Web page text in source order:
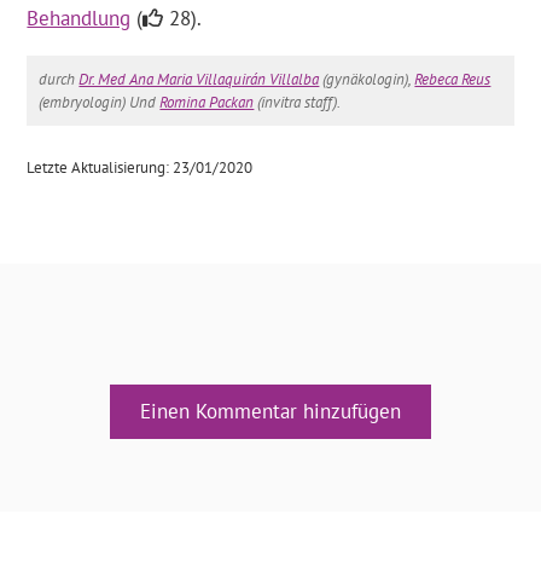
Behandlung ( 28).
durchDr. Med Ana Maria Villaquirán Villalba(gynäkologin),Rebeca Reus
(embryologin) UndRomina Packan(invitra staff).
Letzte Aktualisierung: 23/01/2020
Einen Kommentar hinzufügen